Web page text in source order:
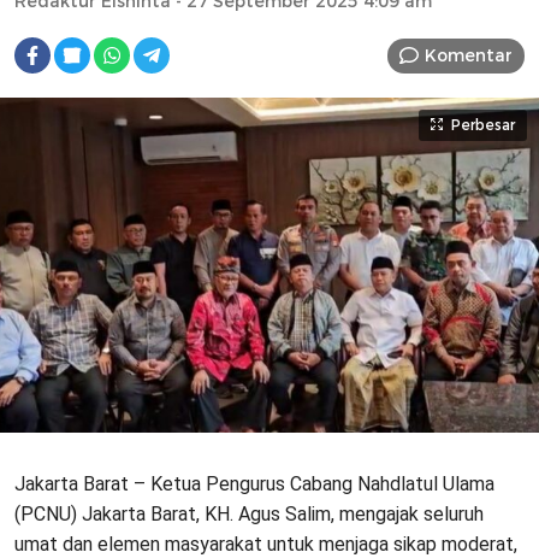
Komentar
Perbesar
Jakarta Barat – Ketua Pengurus Cabang Nahdlatul Ulama
(PCNU) Jakarta Barat, KH. Agus Salim, mengajak seluruh
umat dan elemen masyarakat untuk menjaga sikap moderat,